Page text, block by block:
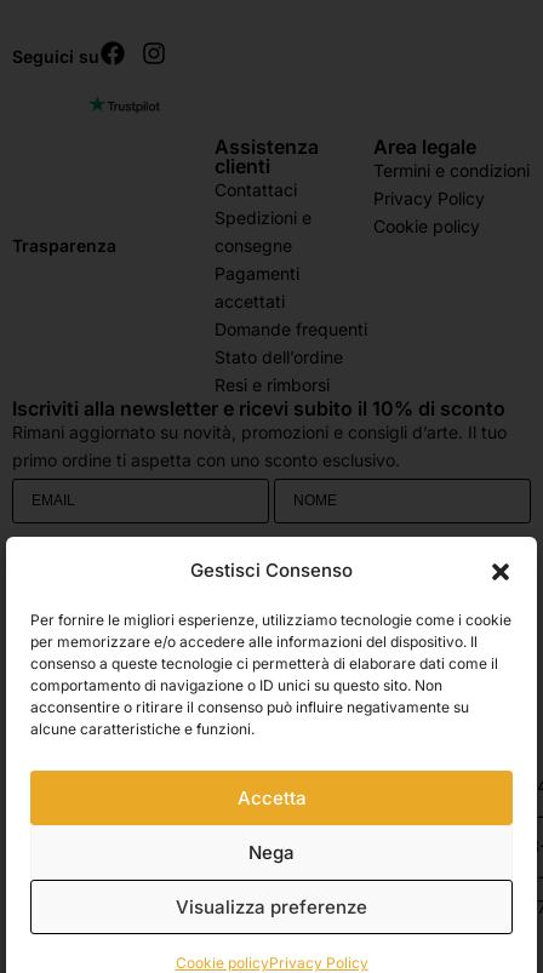
Gestisci Consenso
Per fornire le migliori esperienze, utilizziamo tecnologie come i cookie
per memorizzare e/o accedere alle informazioni del dispositivo. Il
consenso a queste tecnologie ci permetterà di elaborare dati come il
comportamento di navigazione o ID unici su questo sito. Non
acconsentire o ritirare il consenso può influire negativamente su
alcune caratteristiche e funzioni.
Accetta
Nega
Visualizza preferenze
Cookie policyPrivacy Policy
Seguici su
Trasparenza
Assistenza
clienti
Contattaci
Spedizioni e
consegne
Pagamenti
accettati
Domande frequenti
Stato dell’ordine
Resi e rimborsi
Area legale
Termini e condizioni
Privacy Policy
Cookie policy
Iscriviti alla newsletter e ricevi subito il 10% di sconto
Rimani aggiornato su novità, promozioni e consigli d’arte. Il tuo
primo ordine ti aspetta con uno sconto esclusivo.
accetti che i dati personali da te forniti vengano trasferiti a Brevo per il
Accetto le condizioni generali e di ricevere le Newsletters.
ISCRIVITI
Spedizioni
© 2026 Belle Arti Corbara, IT03736520408 – REA: FO – 314246. All rights